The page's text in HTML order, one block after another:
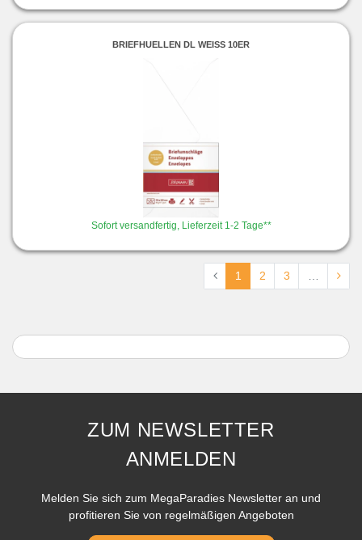
BRIEFHUELLEN DL WEISS 10ER
Sofort versandfertig, Lieferzeit 1-2 Tage**
1 2 3 …
ZUM NEWSLETTER
ANMELDEN
Melden Sie sich zum MegaParadies Newsletter an und
profitieren Sie von regelmäßigen Angeboten